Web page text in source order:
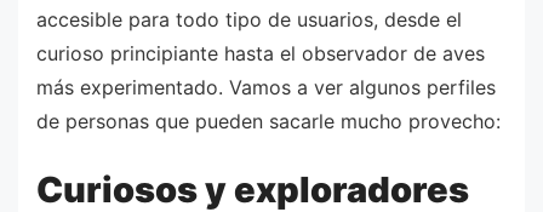
accesible para todo tipo de usuarios, desde el
curioso principiante hasta el observador de aves
más experimentado. Vamos a ver algunos perfiles
de personas que pueden sacarle mucho provecho:
Curiosos y exploradores